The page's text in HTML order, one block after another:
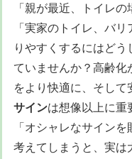
「親が最近、トイレ
「実家のトイレ、バ
りやすくするにはどう
ていませんか？高齢
をより快適に、そし
サインは想像以上に重
「オシャレなサイン
考えてしまうと、実は